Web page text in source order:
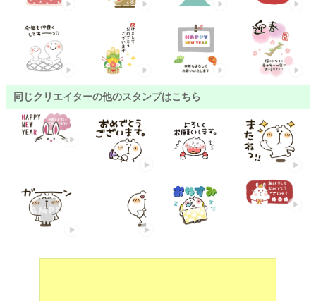
同じクリエイターの他のスタンプはこちら